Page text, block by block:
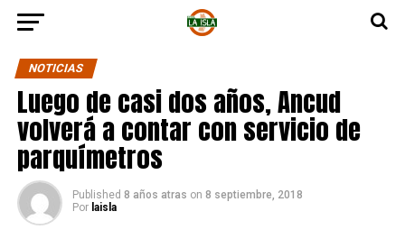
NOTICIAS
Luego de casi dos años, Ancud
volverá a contar con servicio de
parquímetros
Published 8 años atras on 8 septiembre, 2018
Por laisla